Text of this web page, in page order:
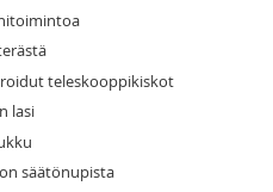
teleskooppikiskot
lasi
säätönupista